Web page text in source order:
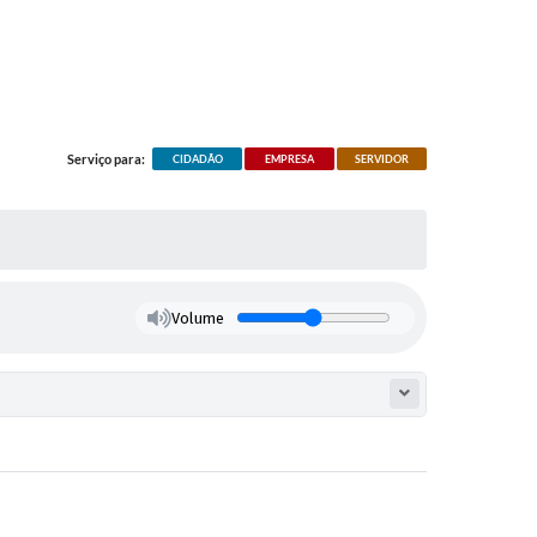
Serviço para: CIDADÃO EMPRESA SERVIDOR
Volume